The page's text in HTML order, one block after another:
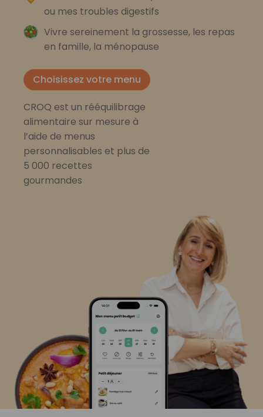
ou mes troubles digestifs
Vivre sereinement la grossesse, les repas
en famille, la ménopause
Choisissez votre menu
CROQ est un rééquilibrage
alimentaire sur mesure à
l’aide de menus
personnalisables et plus de
5 000 recettes
gourmandes